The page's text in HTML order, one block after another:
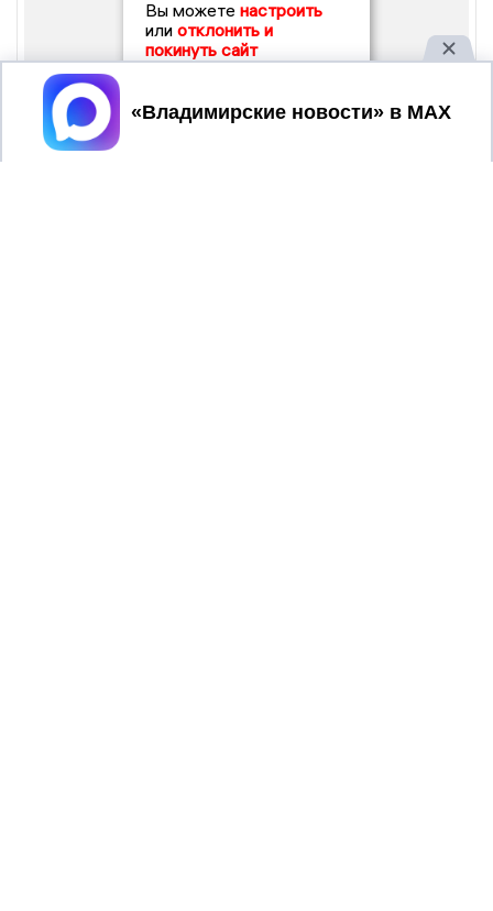
Вы можете настроить
или отклонить и
покинуть сайт
Принять